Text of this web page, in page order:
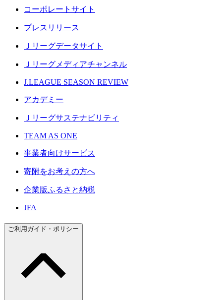
コーポレートサイト
プレスリリース
Ｊリーグデータサイト
Ｊリーグメディアチャンネル
J.LEAGUE SEASON REVIEW
アカデミー
Ｊリーグサステナビリティ
TEAM AS ONE
事業者向けサービス
寄附をお考えの方へ
企業版ふるさと納税
JFA
ご利用ガイド・ポリシー